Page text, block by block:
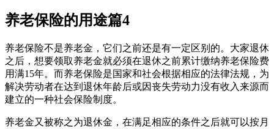
养老保险的用途篇4
养老保险不是养老金，它们之前还是有一定区别的。大家退休
之后，想要领取养老金就必须在退休之前累计缴纳养老保险费
用满15年。而养老保险是国家和社会根据相应的法律法规，为
解决劳动者在达到退休年龄后或因丧失劳动力没有收入来源而
建立的一种社会保险制度。
养老金又被称之为退休金，在满足相应的条件之后就可以按月